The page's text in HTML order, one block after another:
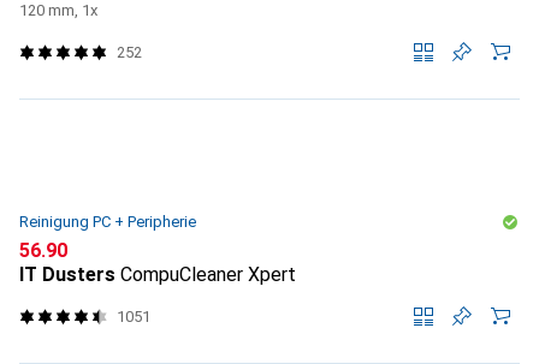
120 mm, 1x
252
Reinigung PC + Peripherie
CHF
56.90
IT Dusters CompuCleaner Xpert
1051